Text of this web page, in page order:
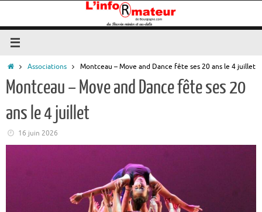
contenu
Accueil
Associations Montceau – Move and Dance fête ses 20 ans le 4 juillet
Montceau – Move and Dance fête ses 20
ans le 4 juillet
16 juin 2026